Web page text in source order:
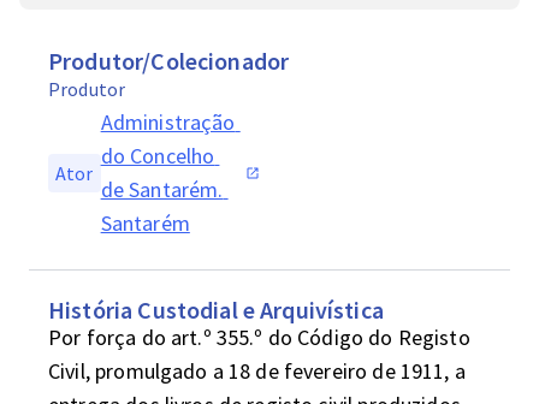
Produtor/Colecionador
Produtor
Ator
Administração
do Concelho
de Santarém.
Santarém
História Custodial e Arquivística
Por força do art.º 355.º do Código do Registo
Civil, promulgado a 18 de fevereiro de 1911, a